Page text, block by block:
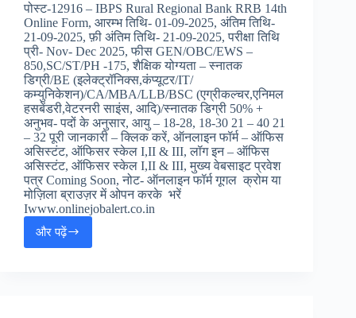
पोस्ट-12916 – IBPS Rural Regional Bank RRB 14th
Online Form, आरम्भ तिथि- 01-09-2025, अंतिम तिथि-
21-09-2025, फ़ी अंतिम तिथि- 21-09-2025, परीक्षा तिथि
प्री- Nov- Dec 2025, फीस GEN/OBC/EWS –
850,SC/ST/PH -175, शैक्षिक योग्यता – स्नातक
डिग्री/BE (इलेक्ट्रॉनिक्स,कंप्यूटर/IT/
कम्युनिकेशन)/CA/MBA/LLB/BSC (एग्रीकल्चर,एनिमल
हसबेंडरी,वेटरनरी साइंस, आदि)/स्नातक डिग्री 50% +
अनुभव- पदों के अनुसार, आयु – 18-28, 18-30 21 – 40 21
– 32 पूरी जानकारी – क्लिक करें, ऑनलाइन फॉर्म – ऑफिस
असिस्टंट, ऑफिसर स्केल I,II & III, लॉग इन – ऑफिस
असिस्टंट, ऑफिसर स्केल I,II & III, मुख्य वेबसाइट प्रवेश
पत्र Coming Soon, नोट- ऑनलाइन फॉर्म गूगल क्रोम या
मोज़िला ब्राउज़र में ओपन करके भरें
Iwww.onlinejobalert.co.in
और पढ़ेंIBPS